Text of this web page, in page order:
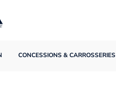
CONCESSIONS & CARROSSERIES